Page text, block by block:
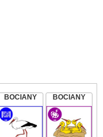
BOCIANY BOCIANY